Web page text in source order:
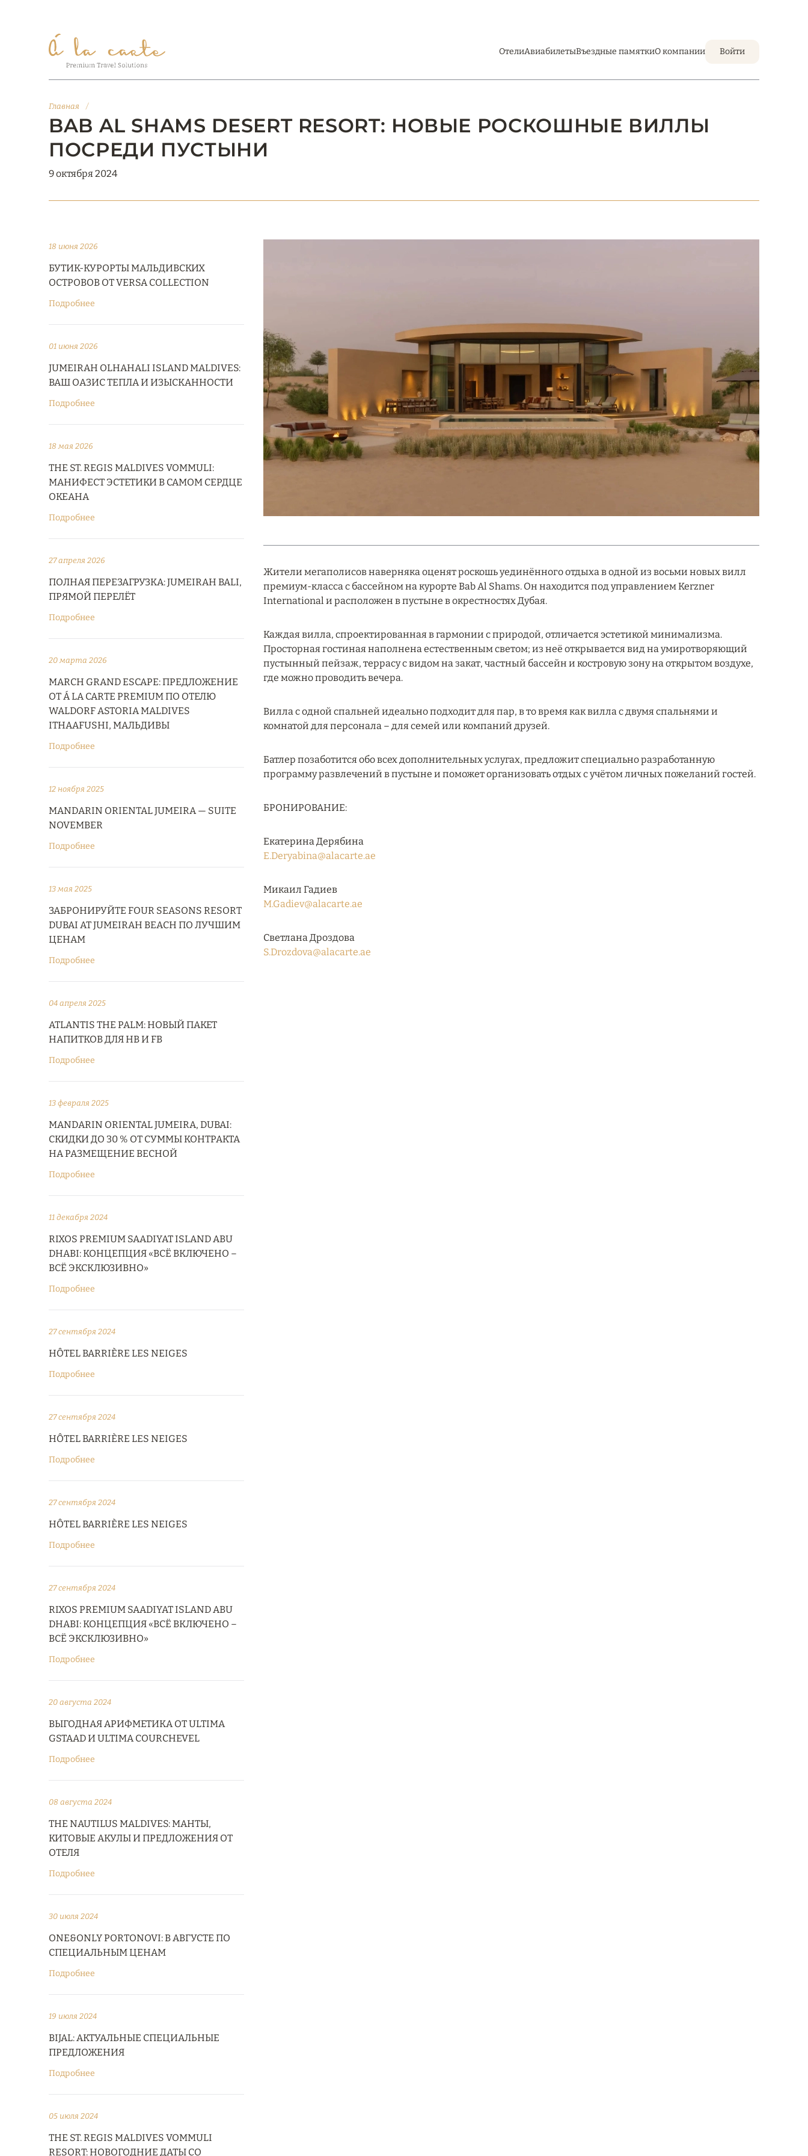
ОтелиАвиабилетыВъездные памяткиО компании Войти
Главная /
BAB AL SHAMS DESERT RESORT: НОВЫЕ РОСКОШНЫЕ ВИЛЛЫ
ПОСРЕДИ ПУСТЫНИ
9 октября 2024
18 июня 2026
БУТИК-КУРОРТЫ МАЛЬДИВСКИХ
ОСТРОВОВ ОТ VERSA COLLECTION
Подробнее
01 июня 2026
JUMEIRAH OLHAHALI ISLAND MALDIVES:
ВАШ ОАЗИС ТЕПЛА И ИЗЫСКАННОСТИ
Подробнее
18 мая 2026
THE ST. REGIS MALDIVES VOMMULI:
МАНИФЕСТ ЭСТЕТИКИ В САМОМ СЕРДЦЕ
ОКЕАНА
Подробнее
27 апреля 2026
ПОЛНАЯ ПЕРЕЗАГРУЗКА: JUMEIRAH BALI,
ПРЯМОЙ ПЕРЕЛЁТ
Подробнее
20 марта 2026
MARCH GRAND ESCAPE: ПРЕДЛОЖЕНИЕ
ОТ Á LA CARTE PREMIUM ПО ОТЕЛЮ
WALDORF ASTORIA MALDIVES
ITHAAFUSHI, МАЛЬДИВЫ
Подробнее
12 ноября 2025
MANDARIN ORIENTAL JUMEIRA — SUITE
NOVEMBER
Подробнее
13 мая 2025
ЗАБРОНИРУЙТЕ FOUR SEASONS RESORT
DUBAI AT JUMEIRAH BEACH ПО ЛУЧШИМ
ЦЕНАМ
Подробнее
04 апреля 2025
ATLANTIS THE PALM: НОВЫЙ ПАКЕТ
НАПИТКОВ ДЛЯ HB И FB
Подробнее
13 февраля 2025
MANDARIN ORIENTAL JUMEIRA, DUBAI:
СКИДКИ ДО 30 % ОТ СУММЫ КОНТРАКТА
НА РАЗМЕЩЕНИЕ ВЕСНОЙ
Подробнее
11 декабря 2024
RIXOS PREMIUM SAADIYAT ISLAND ABU
DHABI: КОНЦЕПЦИЯ «ВСЁ ВКЛЮЧЕНО –
ВСЁ ЭКСКЛЮЗИВНО»
Подробнее
27 сентября 2024
HÔTEL BARRIÈRE LES NEIGES
Подробнее
27 сентября 2024
HÔTEL BARRIÈRE LES NEIGES
Подробнее
27 сентября 2024
HÔTEL BARRIÈRE LES NEIGES
Подробнее
27 сентября 2024
RIXOS PREMIUM SAADIYAT ISLAND ABU
DHABI: КОНЦЕПЦИЯ «ВСЁ ВКЛЮЧЕНО –
ВСЁ ЭКСКЛЮЗИВНО»
Подробнее
20 августа 2024
ВЫГОДНАЯ АРИФМЕТИКА ОТ ULTIMA
GSTAAD И ULTIMA COURCHEVEL
Подробнее
08 августа 2024
THE NAUTILUS MALDIVES: МАНТЫ,
КИТОВЫЕ АКУЛЫ И ПРЕДЛОЖЕНИЯ ОТ
ОТЕЛЯ
Подробнее
30 июля 2024
ONE&ONLY PORTONOVI: В АВГУСТЕ ПО
СПЕЦИАЛЬНЫМ ЦЕНАМ
Подробнее
19 июля 2024
BIJAL: АКТУАЛЬНЫЕ СПЕЦИАЛЬНЫЕ
ПРЕДЛОЖЕНИЯ
Подробнее
05 июля 2024
THE ST. REGIS MALDIVES VOMMULI
RESORT: НОВОГОДНИЕ ДАТЫ СО
Жители мегаполисов наверняка оценят роскошь уединённого отдыха в одной из восьми новых вилл
премиум-класса с бассейном на курорте Bab Al Shams. Он находится под управлением Kerzner
International и расположен в пустыне в окрестностях Дубая.
Каждая вилла, спроектированная в гармонии с природой, отличается эстетикой минимализма.
Просторная гостиная наполнена естественным светом; из неё открывается вид на умиротворяющий
пустынный пейзаж, террасу с видом на закат, частный бассейн и костровую зону на открытом воздухе,
где можно проводить вечера.
Вилла с одной спальней идеально подходит для пар, в то время как вилла с двумя спальнями и
комнатой для персонала – для семей или компаний друзей.
Батлер позаботится обо всех дополнительных услугах, предложит специально разработанную
программу развлечений в пустыне и поможет организовать отдых с учётом личных пожеланий гостей.
БРОНИРОВАНИЕ:
Екатерина Дерябина
E.Deryabina@alacarte.ae
Микаил Гадиев
M.Gadiev@alacarte.ae
Светлана Дроздова
S.Drozdova@alacarte.ae